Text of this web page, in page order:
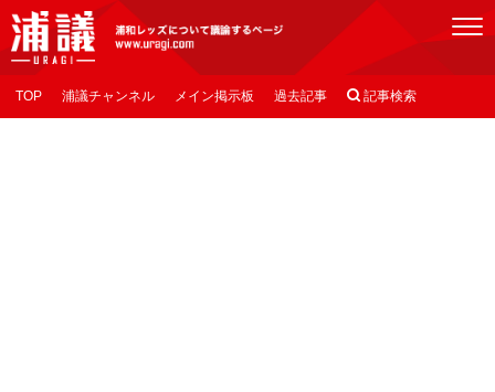
[浦議]浦和レッズについて議論するページ
TOP 浦議チャンネル メイン掲示板 過去記事  記事検索